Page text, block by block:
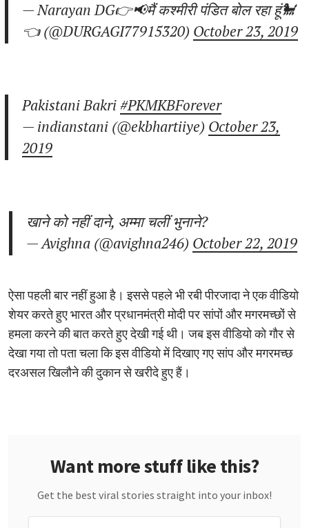
— Narayan DG👉📢मैं कश्मीरी पंडित बोल रहा हूं🐩
👈 (@DURGAGI77915320) October 23, 2019
Pakistani Bakri #PKMKBForever
— indianstani (@ekbhartiiye) October 23,
2019
खाने को नहीं दाने, अम्मा चलीं भुनाने?
— Avighna (@avighna246) October 22, 2019
ऐसा पहली बार नहीं हुआ है। इससे पहले भी रबी पीरजादा ने एक वीडियो
शेयर करते हुए भारत और प्रधानमंत्री मोदी पर सांपों और मगरमच्छों से
हमला करने की बात करते हुए देखी गई थी। जब इस वीडियो को गौर से
देखा गया तो पता चला कि इस वीडियो में दिखाए गए सांप और मगरमच्छ
दरअसल खिलौने की दुकान से खरीदे हुए हैं।
Want more stuff like this?
Get the best viral stories straight into your inbox!